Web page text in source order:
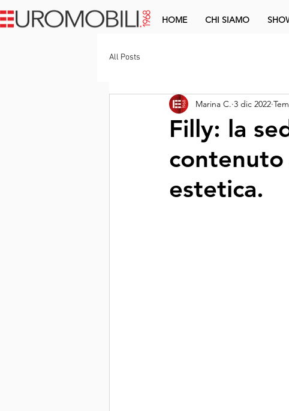
HOME CHI SIAMO
All Posts
Filly: la
estetica.
Marina C. 3 dic 2022